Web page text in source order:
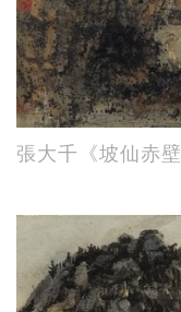
張大千《坡仙赤